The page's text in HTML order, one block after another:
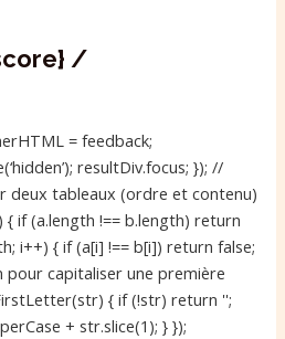
/
= feedback;
resultDiv.focus; }); //
deux tableaux (ordre et contenu)
if (a.length !== b.length) return
i++) { if (a[i] !== b[i]) return false;
capitaliser une première
{ if (!str) return '';
+ str.slice(1); } });